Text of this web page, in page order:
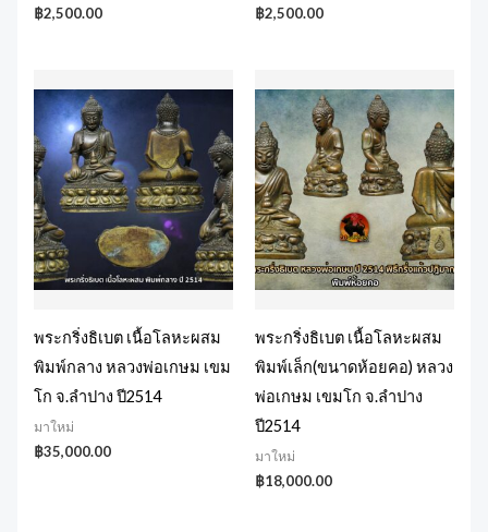
฿2,500.00 ฿2,500.00
พระกริ่งธิเบต เนื้อโลหะผสม
พิมพ์กลาง หลวงพ่อเกษม เขม
โก จ.ลำปาง ปี2514
มาใหม่
฿35,000.00
พระกริ่งธิเบต เนื้อโลหะผสม
พิมพ์เล็ก(ขนาดห้อยคอ) หลวง
พ่อเกษม เขมโก จ.ลำปาง
ปี2514
มาใหม่
฿18,000.00